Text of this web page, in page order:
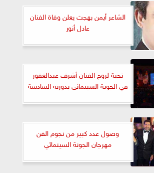
الشاعر أيمن بهجت يعلن وفاة الفنان
عادل أنور
تحية لروح الفنان أشرف عبدالغفور
في الجونة السينمائى بدورته السادسة
وصول عدد كبير من نجوم الفن
مهرجان الجونة السينمائي